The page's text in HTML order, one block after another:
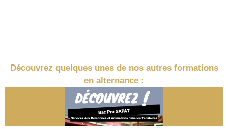
Découvrez quelques unes de nos autres formations
en alternance :